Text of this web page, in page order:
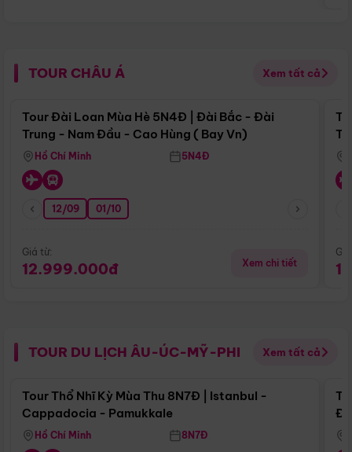
TOUR CHÂU Á Xem tất cả
Điểm nổi bật
Tour Đài Loan Mùa Hè 5N4Đ | Đài Bắc - Đài
Trung - Nam Đầu - Cao Hùng ( Bay Vn)
Hồ Chí Minh 5N4Đ
12/09 01/10
Giá từ:
12.999.000đ Xem chi tiết
TOUR DU LỊCH ÂU-ÚC-MỸ-PHI Xem tất cả
Điểm nổi bật
Tour Thổ Nhĩ Kỳ Mùa Thu 8N7Đ | Istanbul -
Cappadocia - Pamukkale
Hồ Chí Minh 8N7Đ